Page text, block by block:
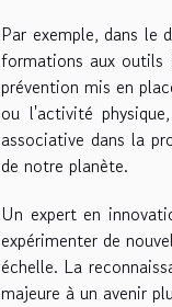
Par exemple, dans le
formations aux outils
prévention mis en
ou l'activité
associative dans la
de notre planète.
Un expert en
expérimenter de
échelle. La
majeure à un avenir